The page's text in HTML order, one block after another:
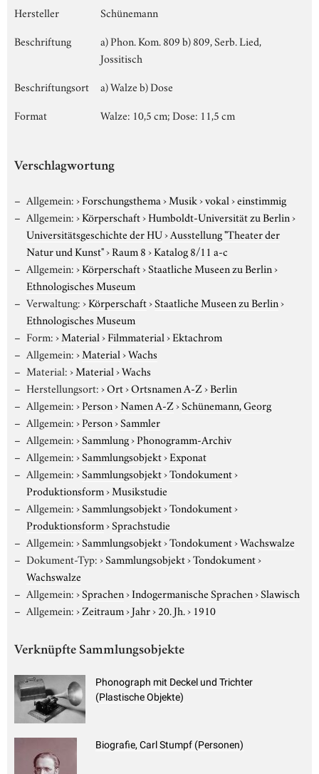
Hersteller
Schünemann
Beschriftung
a) Phon. Kom. 809 b) 809, Serb. Lied,
Jossitisch
Beschriftungsort
a) Walze b) Dose
Format
Walze: 10,5 cm; Dose: 11,5 cm
Verschlagwortung
Allgemein:›Forschungsthema›Musik›vokal›einstimmig
Allgemein:›Körperschaft›Humboldt-Universität zu Berlin›
Universitätsgeschichte der HU›Ausstellung "Theater der
Natur und Kunst"›Raum 8›Katalog 8/11 a-c
Allgemein:›Körperschaft›Staatliche Museen zu Berlin›
Ethnologisches Museum
Verwaltung:›Körperschaft›Staatliche Museen zu Berlin›
Ethnologisches Museum
Form:›Material›Filmmaterial›Ektachrom
Allgemein:›Material›Wachs
Material:›Material›Wachs
Herstellungsort:›Ort›Ortsnamen A-Z›Berlin
Allgemein:›Person›Namen A-Z›Schünemann, Georg
Allgemein:›Person›Sammler
Allgemein:›Sammlung›Phonogramm-Archiv
Allgemein:›Sammlungsobjekt›Exponat
Allgemein:›Sammlungsobjekt›Tondokument›
Produktionsform›Musikstudie
Allgemein:›Sammlungsobjekt›Tondokument›
Produktionsform›Sprachstudie
Allgemein:›Sammlungsobjekt›Tondokument›Wachswalze
Dokument-Typ:›Sammlungsobjekt›Tondokument›
Wachswalze
Allgemein:›Sprachen›Indogermanische Sprachen›Slawisch
Allgemein:›Zeitraum›Jahr›20. Jh.› 1910
Verknüpfte Sammlungsobjekte
Phonograph mit Deckel und Trichter
(Plastische Objekte)
Biografie, Carl Stumpf (Personen)